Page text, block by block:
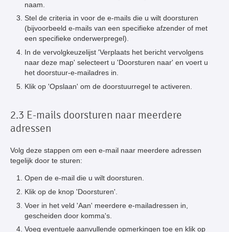
naam.
Stel de criteria in voor de e-mails die u wilt doorsturen
(bijvoorbeeld e-mails van een specifieke afzender of met
een specifieke onderwerpregel).
In de vervolgkeuzelijst 'Verplaats het bericht vervolgens
naar deze map' selecteert u 'Doorsturen naar' en voert u
het doorstuur-e-mailadres in.
Klik op 'Opslaan' om de doorstuurregel te activeren.
2.3 E-mails doorsturen naar meerdere
adressen
Volg deze stappen om een e-mail naar meerdere adressen
tegelijk door te sturen:
Open de e-mail die u wilt doorsturen.
Klik op de knop 'Doorsturen'.
Voer in het veld 'Aan' meerdere e-mailadressen in,
gescheiden door komma's.
Voeg eventuele aanvullende opmerkingen toe en klik op